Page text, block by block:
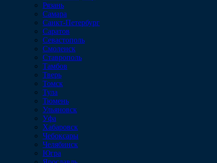
Рязань
Самара
Санкт-Петербург
Саратов
Севастополь
Смоленск
Ставрополь
Тамбов
Тверь
Томск
Тула
Тюмень
Ульяновск
Уфа
Хабаровск
Чебоксары
Челябинск
Югра